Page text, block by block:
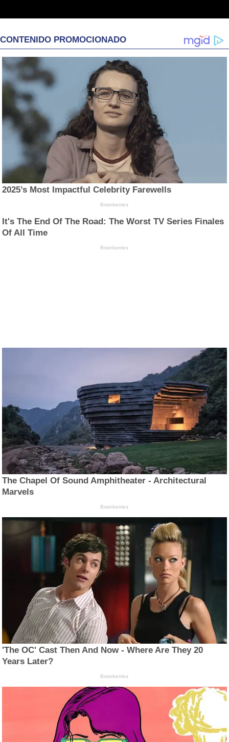
CONTENIDO PROMOCIONADO
2025’s Most Impactful Celebrity Farewells
Brainberries
It's The End Of The Road: The Worst TV Series Finales
Of All Time
Brainberries
The Chapel Of Sound Amphitheater - Architectural
Marvels
Brainberries
'The OC' Cast Then And Now - Where Are They 20
Years Later?
Brainberries